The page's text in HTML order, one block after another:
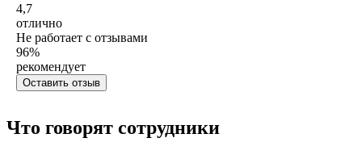
4,7
отлично
Не работает с отзывами
96%
рекомендует
Оставить отзыв
Что говорят сотрудники